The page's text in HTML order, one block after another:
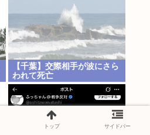
【千葉】交際相手が波にさら
われて死亡
トップ サイドバー